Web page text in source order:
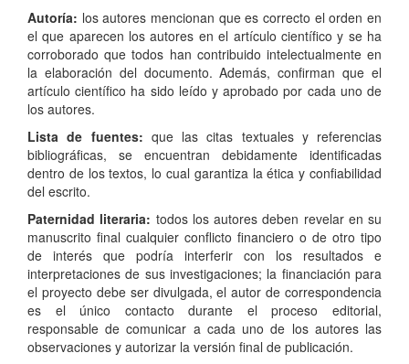
Autoría: los autores mencionan que es correcto el orden en
el que aparecen los autores en el artículo científico y se ha
corroborado que todos han contribuido intelectualmente en
la elaboración del documento. Además, confirman que el
artículo científico ha sido leído y aprobado por cada uno de
los autores.
Lista de fuentes: que las citas textuales y referencias
bibliográficas, se encuentran debidamente identificadas
dentro de los textos, lo cual garantiza la ética y confiabilidad
del escrito.
Paternidad literaria: todos los autores deben revelar en su
manuscrito final cualquier conflicto financiero o de otro tipo
de interés que podría interferir con los resultados e
interpretaciones de sus investigaciones; la financiación para
el proyecto debe ser divulgada, el autor de correspondencia
es el único contacto durante el proceso editorial,
responsable de comunicar a cada uno de los autores las
observaciones y autorizar la versión final de publicación.